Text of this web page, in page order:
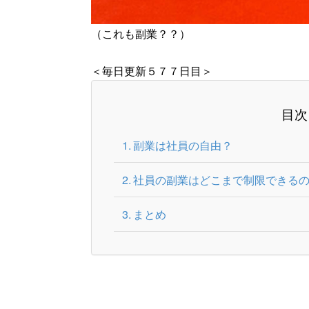
（これも副業？？）
＜毎日更新５７７日目＞
目次
副業は社員の自由？
社員の副業はどこまで制限できる
まとめ